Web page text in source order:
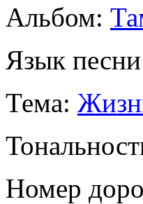
Альбом:
Язык
Тема:
Номер